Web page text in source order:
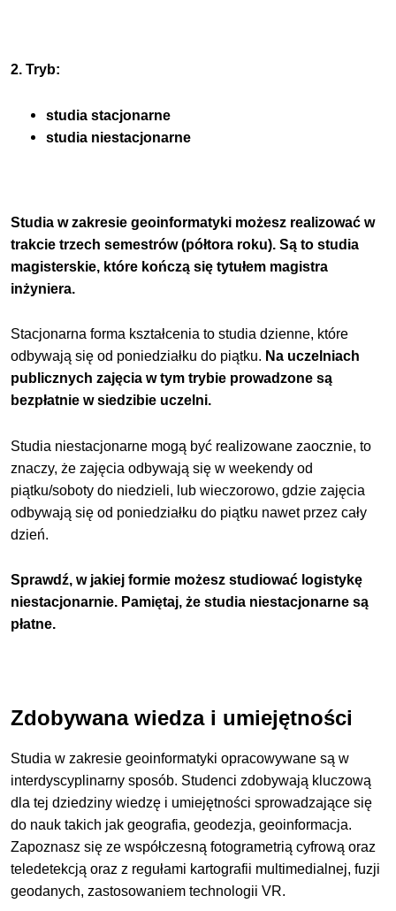
2. Tryb:
studia stacjonarne
studia niestacjonarne
Studia w zakresie geoinformatyki możesz realizować w
trakcie trzech semestrów (półtora roku). Są to studia
magisterskie, które kończą się tytułem magistra
inżyniera.
Stacjonarna forma kształcenia to studia dzienne, które
odbywają się od poniedziałku do piątku. Na uczelniach
publicznych zajęcia w tym trybie prowadzone są
bezpłatnie w siedzibie uczelni.
Studia niestacjonarne mogą być realizowane zaocznie, to
znaczy, że zajęcia odbywają się w weekendy od
piątku/soboty do niedzieli, lub wieczorowo, gdzie zajęcia
odbywają się od poniedziałku do piątku nawet przez cały
dzień.
Sprawdź, w jakiej formie możesz studiować logistykę
niestacjonarnie. Pamiętaj, że studia niestacjonarne są
płatne.
Zdobywana wiedza i umiejętności
Studia w zakresie geoinformatyki opracowywane są w
interdyscyplinarny sposób. Studenci zdobywają kluczową
dla tej dziedziny wiedzę i umiejętności sprowadzające się
do nauk takich jak geografia, geodezja, geoinformacja.
Zapoznasz się ze współczesną fotogrametrią cyfrową oraz
teledetekcją oraz z regułami kartografii multimedialnej, fuzji
geodanych, zastosowaniem technologii VR.